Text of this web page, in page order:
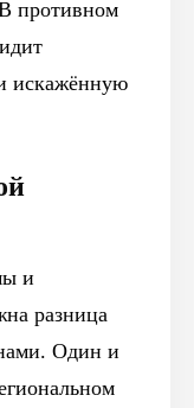
противном
искажённую
и
разница
Один и